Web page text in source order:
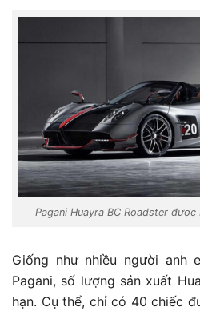
Pagani Huayra BC Roadster
Giống như nhiều người anh
Pagani, số lượng sản xuất
hạn. Cụ thể, chỉ có 40 chiếc